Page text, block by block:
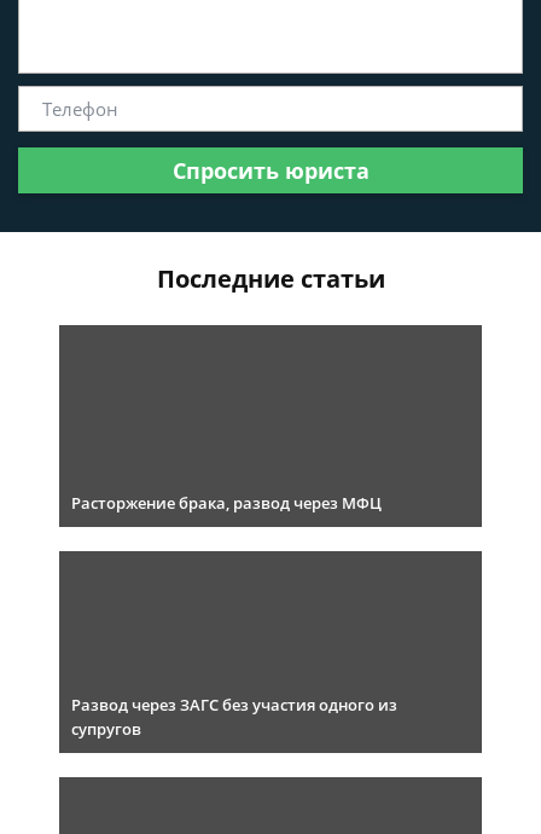
Спросить юриста
Последние статьи
Расторжение брака, развод через МФЦ
Развод через ЗАГС без участия одного из
супругов